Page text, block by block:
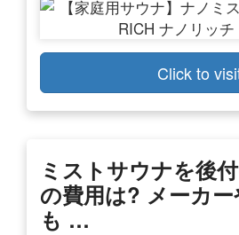
Click to
ミストサウナを後
の費用は? メーカ
も …